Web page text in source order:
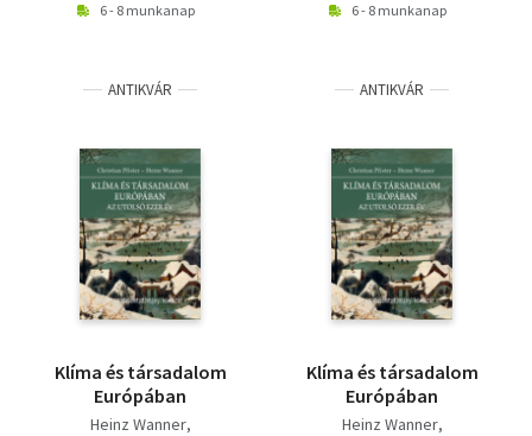
6 - 8 munkanap 6 - 8 munkanap
ANTIKVÁR
Klíma és társadalom
Európában
Heinz Wanner
ANTIKVÁR
Klíma és társadalom
Európában
Heinz Wanner